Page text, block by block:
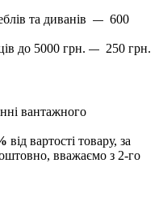
та диванів — 600
до 5000 грн. — 250 грн.
вантажного
від вартості товару, за
вважаємо з 2-го